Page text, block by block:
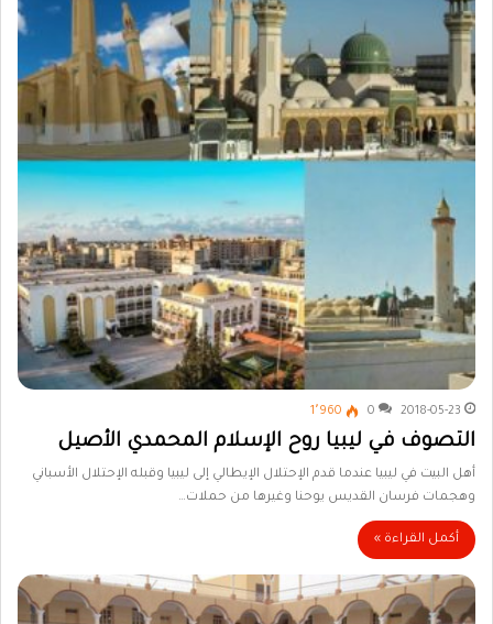
2018-05-23
0 1٬960
التصوف في ليبيا روح الإسلام المحمدي الأصيل
أهل البيت في ليبيا عندما قدم الإحتلال الإيطالي إلى ليبيا وقبله الإحتلال الأسباني
وهجمات فرسان القديس يوحنا وغيرها من حملات…
أكمل القراءة »